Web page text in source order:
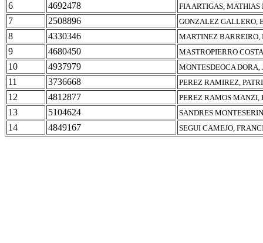
6 4692478 FIA ARTIGAS, MATHIAS
7 2508896 GONZALEZ GALLERO,
8 4330346 MARTINEZ
9 4680450 MASTROPIERRO
10 4937979 MONTESDEOCA DORA,
11 3736668 PEREZ RAMIREZ,
12 4812877 PEREZ RAMOS MANZI,
13 5104624 SANDRES
14 4849167 SEGUI CAMEJO,